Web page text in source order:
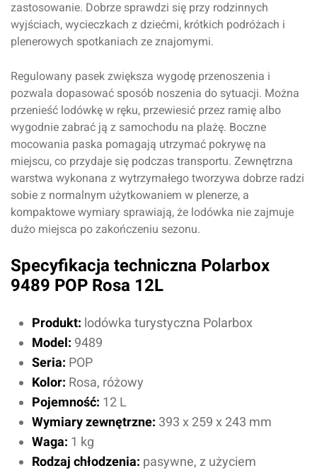
zastosowanie. Dobrze sprawdzi się przy rodzinnych
wyjściach, wycieczkach z dziećmi, krótkich podróżach i
plenerowych spotkaniach ze znajomymi.
Regulowany pasek zwiększa wygodę przenoszenia i
pozwala dopasować sposób noszenia do sytuacji. Można
przenieść lodówkę w ręku, przewiesić przez ramię albo
wygodnie zabrać ją z samochodu na plażę. Boczne
mocowania paska pomagają utrzymać pokrywę na
miejscu, co przydaje się podczas transportu. Zewnętrzna
warstwa wykonana z wytrzymałego tworzywa dobrze radzi
sobie z normalnym użytkowaniem w plenerze, a
kompaktowe wymiary sprawiają, że lodówka nie zajmuje
dużo miejsca po zakończeniu sezonu.
Specyfikacja techniczna Polarbox
9489 POP Rosa 12L
Produkt: lodówka turystyczna Polarbox
Model: 9489
Seria: POP
Kolor: Rosa, różowy
Pojemność: 12 L
Wymiary zewnętrzne: 393 x 259 x 243 mm
Waga: 1 kg
Rodzaj chłodzenia: pasywne, z użyciem
Oceń produkt
Przyznaj ocenę:
Imię i nazwisko*
Komentarz*
Anuluj